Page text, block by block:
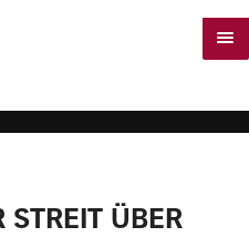
STREIT ÜBER